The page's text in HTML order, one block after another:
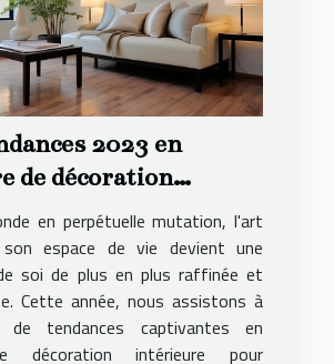
2023 en
de décoration
pour
en perpétuelle mutation, l'art
espace de vie devient une
soi de plus en plus raffinée et
Cette année, nous assistons à
de tendances captivantes en
décoration intérieure pour